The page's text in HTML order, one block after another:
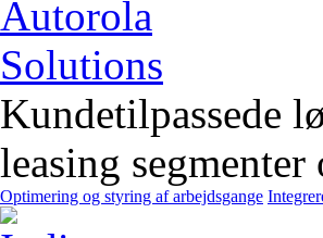
Kundetilpassede
leasing
Optimering og styring af arbejdsgange